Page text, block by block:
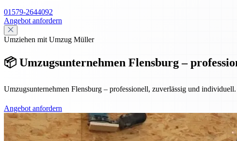
01579-2644092
Angebot anfordern
Umziehen mit Umzug Müller
📦 Umzugsunternehmen Flensburg –
Umzugsunternehmen Flensburg – professionell, zuverlässig und
Angebot anfordern